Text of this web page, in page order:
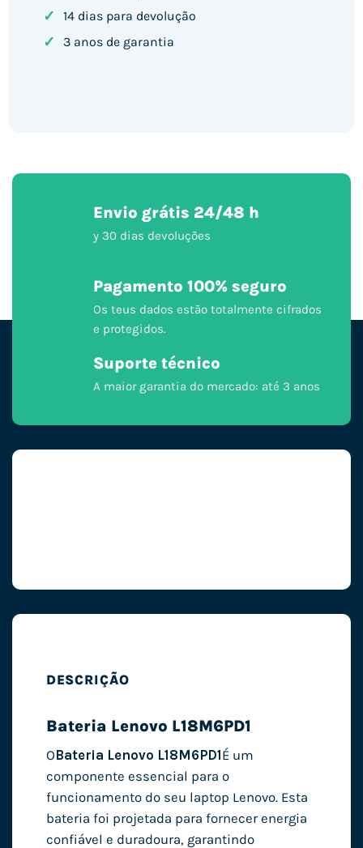
✓ 14 dias para devolução
✓ 3 anos de garantia
Envio grátis 24/48 h
y 30 dias devoluções
Pagamento 100% seguro
Os teus dados estão totalmente cifrados
e protegidos.
Suporte técnico
A maior garantia do mercado: até 3 anos
DESCRIÇÃO
Bateria Lenovo L18M6PD1
OBateria Lenovo L18M6PD1É um
componente essencial para o
funcionamento do seu laptop Lenovo. Esta
bateria foi projetada para fornecer energia
confiável e duradoura, garantindo